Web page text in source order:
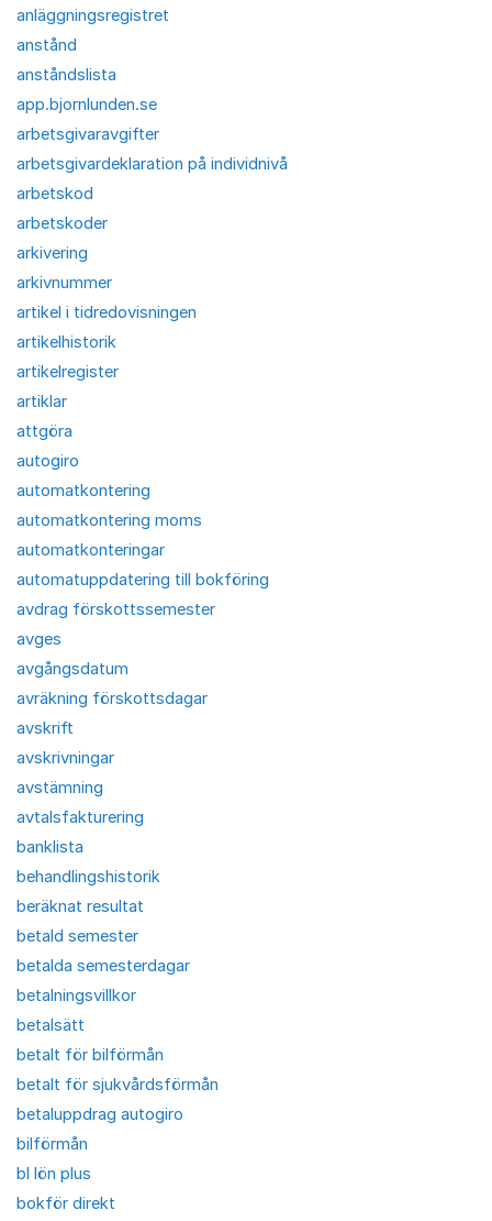
anläggningsregistret
anstånd
anståndslista
app.bjornlunden.se
arbetsgivaravgifter
arbetsgivardeklaration på individnivå
arbetskod
arbetskoder
arkivering
arkivnummer
artikel i tidredovisningen
artikelhistorik
artikelregister
artiklar
attgöra
autogiro
automatkontering
automatkontering moms
automatkonteringar
automatuppdatering till bokföring
avdrag förskottssemester
avges
avgångsdatum
avräkning förskottsdagar
avskrift
avskrivningar
avstämning
avtalsfakturering
banklista
behandlingshistorik
beräknat resultat
betald semester
betalda semesterdagar
betalningsvillkor
betalsätt
betalt för bilförmån
betalt för sjukvårdsförmån
betaluppdrag autogiro
bilförmån
bl lön plus
bokför direkt